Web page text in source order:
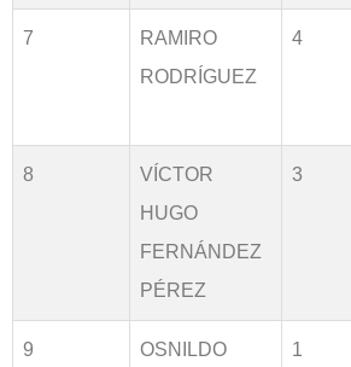
7
RAMIRO
RODRÍGUEZ
4
8
VÍCTOR
HUGO
FERNÁNDEZ
PÉREZ
3
9
OSNILDO
1